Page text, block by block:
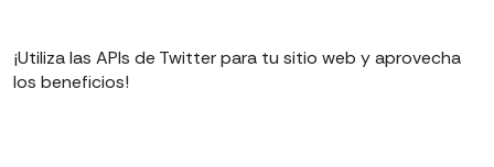
¡Utiliza las APIs de Twitter para tu sitio web y aprovecha
los beneficios!